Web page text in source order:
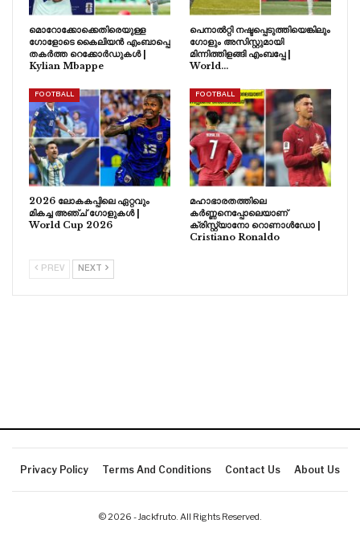
മൊറോക്കോക്കെതിരെയുള്ള
ഗോളോടെ കൈലിയൻ എംബാപ്പെ
തകർത്ത റെക്കോർഡുകൾ |
Kylian Mbappe
പെനാൽറ്റി നഷ്ടപ്പെടുത്തിയെങ്കിലും
ഗോളും അസിസ്റ്റുമായി
മിന്നിത്തിളങ്ങി എംബപ്പേ |
World…
FOOTBALL
2026 ലോകകപ്പിലെ ഏറ്റവും
മികച്ച അഞ്ച് ഗോളുകൾ |
World Cup 2026
FOOTBALL
മഹാഭാരതത്തിലെ
കർണ്ണനെപ്പോലെയാണ്
ക്രിസ്റ്റ്യാനോ റൊണാൾഡോ |
Cristiano Ronaldo
PREV NEXT
Privacy Policy Terms And Conditions Contact Us About Us
© 2026 - Jackfruto. All Rights Reserved.